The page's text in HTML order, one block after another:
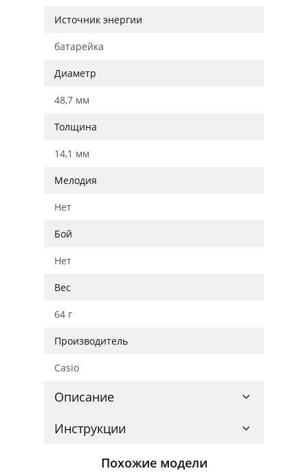
Источник энергии
батарейка
Диаметр
48,7 мм
Толщина
14,1 мм
Мелодия
Нет
Бой
Нет
Вес
64 г
Производитель
Casio
Описание
Инструкции
Похожие модели